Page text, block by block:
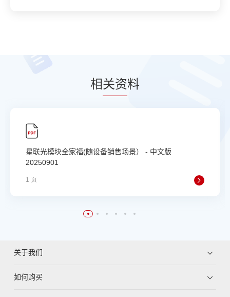
相关资料
星联光模块全家福(随设备销售场景） - 中文版
20250901
1 页
关于我们
如何购买